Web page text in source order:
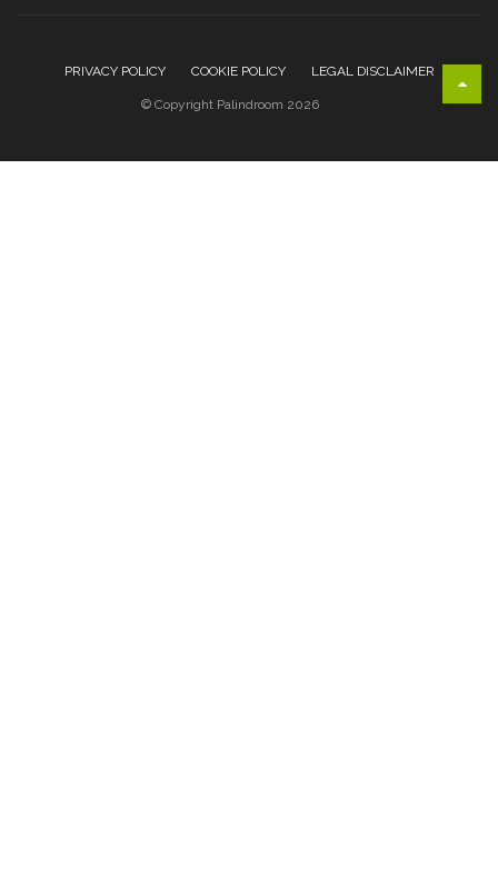
PRIVACY POLICY COOKIE POLICY LEGAL DISCLAIMER
© Copyright Palindroom 2026